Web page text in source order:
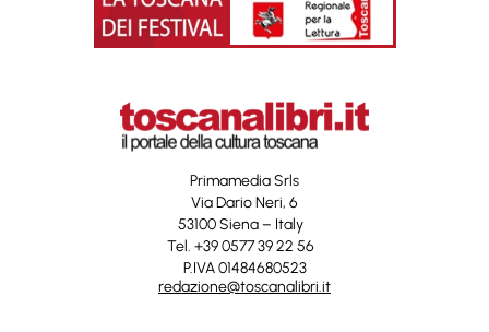
Primamedia Srls
Via Dario Neri, 6
53100 Siena – Italy
Tel. +39 0577 39 22 56
P.IVA 01484680523
redazione@toscanalibri.it